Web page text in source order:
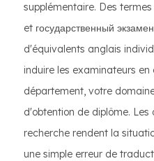
supplémentaire. Des
et государственный
d'équivalents anglais
induire les examinateurs
département, votre
d'obtention de diplôme.
recherche rendent la
une simple erreur de